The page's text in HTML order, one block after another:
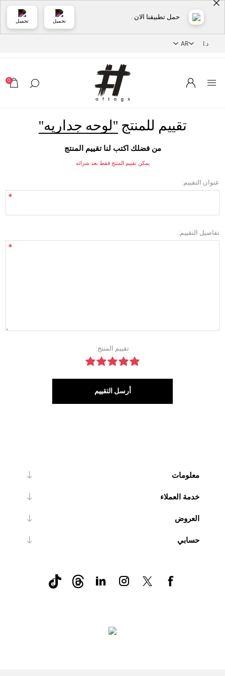
حمل تطبيقنا الان . تحميل تحميل
0
تقييم للمنتج لوحه جداريه
من فضلك اكتب لنا تقييم المنتج
يمكن تقييم المنتج فقط بعد شرائه
عنوان التقييم:
*
تفاصيل التقييم:
*
تقييم المنتج:
أرسل التقييم
معلومات
خدمة العملاء
العروض
حسابي